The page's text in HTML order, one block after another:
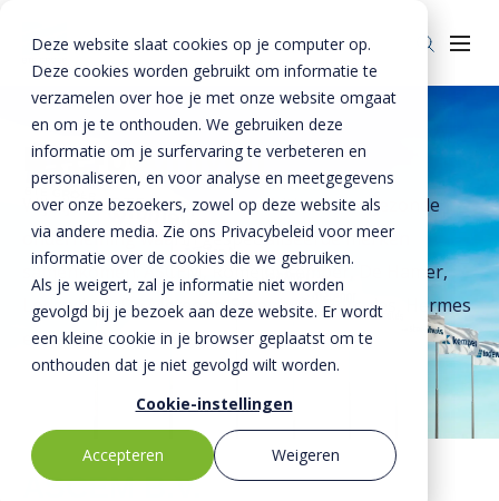
Deze website slaat cookies op je computer op.
Deze cookies worden gebruikt om informatie te
verzamelen over hoe je met onze website omgaat
en om je te onthouden. We gebruiken deze
informatie om je surfervaring te verbeteren en
personaliseren, en voor analyse en meetgegevens
over onze bezoekers, zowel op deze website als
via andere media. Zie ons Privacybeleid voor meer
informatie over de cookies die we gebruiken.
Als je weigert, zal je informatie niet worden
gevolgd bij je bezoek aan deze website. Er wordt
een kleine cookie in je browser geplaatst om te
onthouden dat je niet gevolgd wilt worden.
Cookie-instellingen
Accepteren Weigeren
Over ons
Over ons
BTE-bedrijven
Historie
Nieuws & Media
Veiligheid
Duurzaamheid
Kennis
Innovatie
Invie (CIRRCON)
Invie (CIRRCON)
Invie nieuws
Kwaliteit
Contact
BTE-bedrijven
Wij zijn de BTE Groep: een ambitieuze en gezonde
onderneming waarin gespecialiseerde merken
samenkomen: ASCEM, Romein, Kemper, De Hamer,
Lodewikus, De Meteoor, Steenhuis, Hercules, Hermes
en Vebo Beton & Staal.
ASCEM B.V.